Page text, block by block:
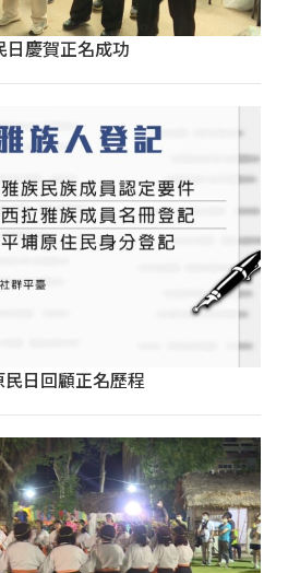
慶賀正名成功
日回顧正名歷程